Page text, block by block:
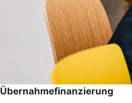
Übernahmefinanzierung